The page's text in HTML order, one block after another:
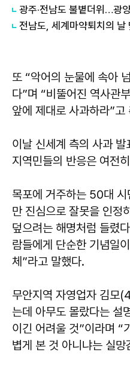
광주·전남도 불볕더위…광
전남도, 세계마약퇴치의 날
또 “악어의 눈물에 속아
다”며 “비뚤어진 역사관
앞에 제대로 사과하라”고
이날 신세계 측의 사과 발
지역민들의 반응은 여전
목포에 거주하는 50대 시
만 진심으로 잘못을 인정
덮으려는 해명처럼 들렸
람들에게 단순한 기념일
체”라고 말했다.
무안지역 자영업자 김모
는데 아무도 몰랐다는 설
이긴 어려울 것”이라며 “
볍게 본 것 아니냐는 실